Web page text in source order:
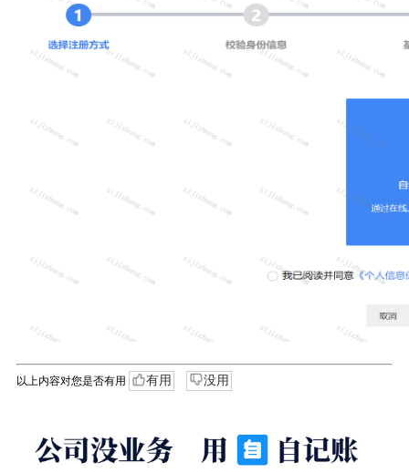
以上内容对您是否有用 有用 没用